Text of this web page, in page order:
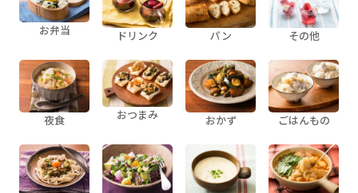
お弁当 ドリンク パン その他
夜食 おつまみ おかず ごはんもの